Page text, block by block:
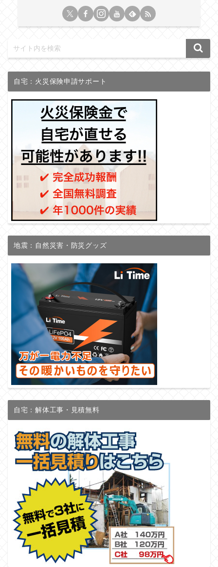
自宅：火災保険申請サポート
地震：自然災害・防災グッズ
自宅：解体工事・見積無料